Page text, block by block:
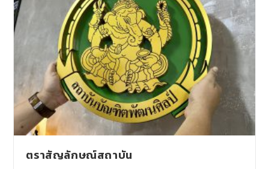
ตราสัญลักษณ์สถาบัน